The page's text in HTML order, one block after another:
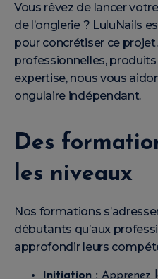
Vous rêvez de lancer
de l’onglerie ? LuluNails
pour concrétiser ce
professionnelles,
expertise, nous vous
ongulaire indépendant.
Des
les niveaux
Nos formations
débutants qu’aux
approfondir leurs
Initiation : Apprenez